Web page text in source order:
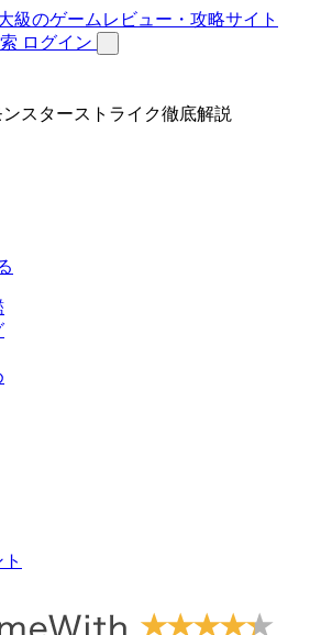
ログイン
スターストライク徹底解説